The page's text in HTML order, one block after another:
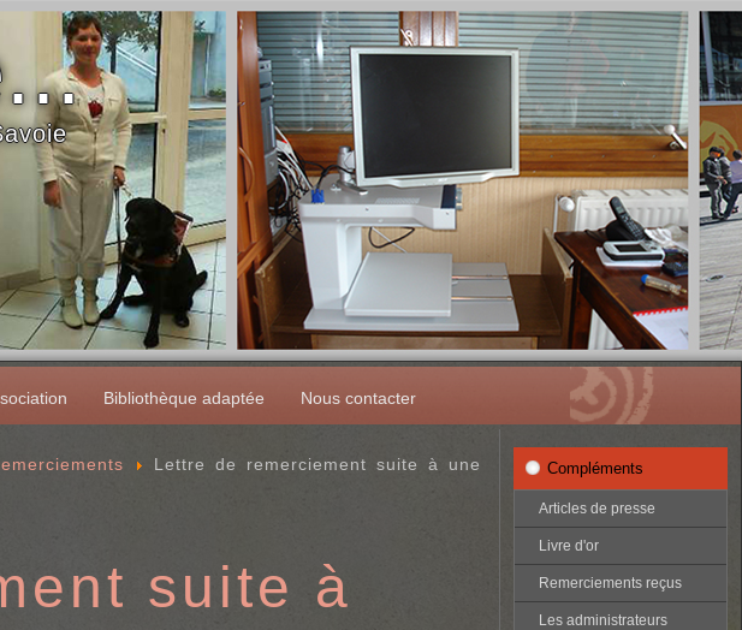
Bibliothèque adaptée Nous contacter
Lettre de remerciement suite à une
suite à
Compléments
Articles de presse
Livre d'or
Remerciements reçus
Les administrateurs